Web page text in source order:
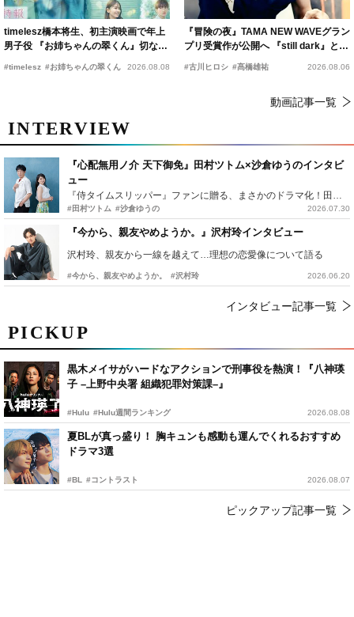
PICKUP
黒木メイサがハードなアクションで刑事役を熱演！『八神瑛
子 –上野中央署 組織犯罪対策課–』
#Hulu #Hulu週間ランキング 2026.08.08
夏BLが真っ盛り！ 胸キュンも感動も運んでくれるおすすめ
ドラマ3選
#BL #コントラスト 2026.08.07
ピックアップ記事一覧
timelesz橋本将生、初主演映画で年上
男子役 『お姉ちゃんの翠くん』切ない
恋の幕開けを予感
#timelesz #お姉ちゃんの翠くん 2026.08.08
『冒険の夜』TAMA NEW WAVEグラン
プリ受賞作が公開へ 『still dark』と同
時上映決定
#古川ヒロシ #髙橋雄祐 2026.08.06
動画記事一覧
INTERVIEW
『心配無用ノ介 天下御免』田村ツトム×沙倉ゆうのインタビ
ュー
#田村ツトム #沙倉ゆうの 2026.07.30
『今から、親友やめようか。』沢村玲インタビュー
沢村玲、親友から一線を越えて…理想の恋愛像について語る
#今から、親友やめようか。 #沢村玲 2026.06.20
インタビュー記事一覧